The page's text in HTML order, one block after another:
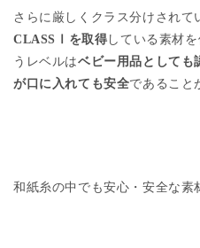
さらに厳しくクラス分けされて
CLASS Ⅰを取得 している素材
うレベルはベビー用品としても
が口に入れても安全であること
和紙糸の中でも安心・安全な素